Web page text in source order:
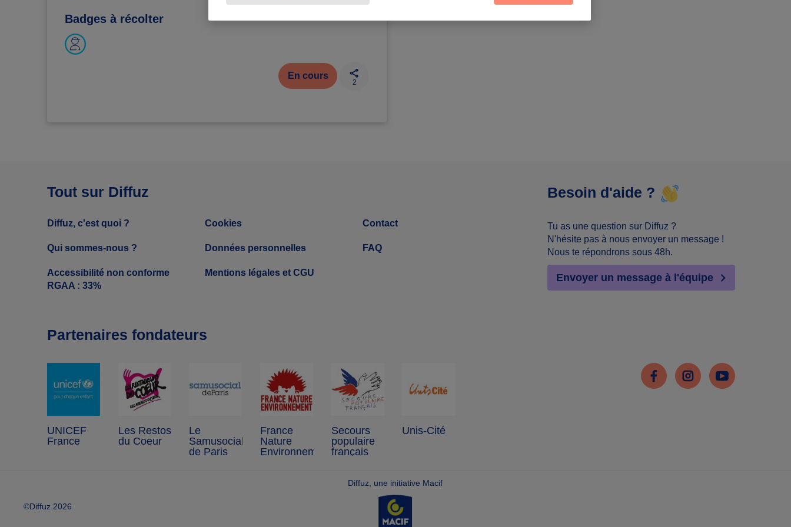
Badges à récolter
En cours
2
Tout sur Diffuz
Diffuz, c'est quoi ?
Qui sommes-nous ?
Accessibilité non conforme
RGAA : 33%
Cookies
Données personnelles
Mentions légales et CGU
Contact
FAQ
Besoin d'aide ?
Tu as une question sur Diffuz ?
N'hésite pas à nous envoyer un message !
Nous te répondrons sous 48h.
Envoyer un message à l'équipe
Partenaires fondateurs
UNICEF
France
Les Restos
du Coeur
Le
Samusocial
de Paris
France
Nature
Environnement
Secours
populaire
français
Unis-Cité
FacebookInstagramYoutube
©Diffuz 2026
Diffuz, une initiative Macif